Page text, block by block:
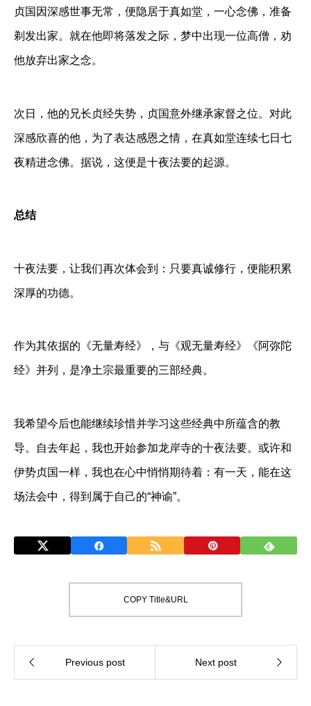
贞国因深感世事无常，便隐居于真如堂，一心念佛，准备
剃发出家。就在他即将落发之际，梦中出现一位高僧，劝
他放弃出家之念。
次日，他的兄长贞经失势，贞国意外继承家督之位。对此
深感欣喜的他，为了表达感恩之情，在真如堂连续七日七
夜精进念佛。据说，这便是十夜法要的起源。
总结
十夜法要，让我们再次体会到：只要真诚修行，便能积累
深厚的功德。
作为其依据的《无量寿经》，与《观无量寿经》《阿弥陀
经》并列，是净土宗最重要的三部经典。
我希望今后也能继续珍惜并学习这些经典中所蕴含的教
导。自去年起，我也开始参加龙岸寺的十夜法要。或许和
伊势贞国一样，我也在心中悄悄期待着：有一天，能在这
场法会中，得到属于自己的“神谕”。
COPY Title&URL